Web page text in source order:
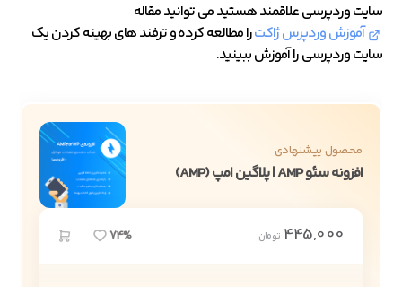
سایت وردپرسی علاقمند هستید می توانید مقاله
آموزش وردپرس ژاکترا مطالعه کرده و ترفند های بهینه کردن یک
سایت وردپرسی را آموزش ببینید.
محصول پیشنهادی
افزونه سئو AMP | پلاگین امپ (AMP)
445,000 تومان 74%